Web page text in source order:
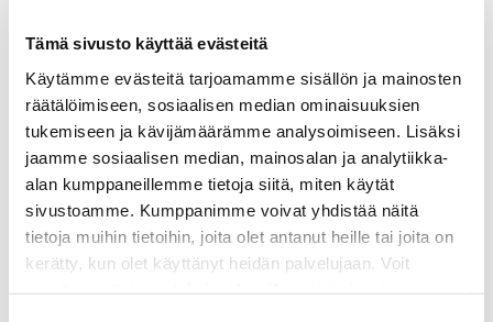
Tämä sivusto käyttää evästeitä
Käytämme evästeitä tarjoamamme sisällön ja mainosten
räätälöimiseen, sosiaalisen median ominaisuuksien
tukemiseen ja kävijämäärämme analysoimiseen. Lisäksi
jaamme sosiaalisen median, mainosalan ja analytiikka-
alan kumppaneillemme tietoja siitä, miten käytät
sivustoamme. Kumppanimme voivat yhdistää näitä
tietoja muihin tietoihin, joita olet antanut heille tai joita on
kerätty, kun olet käyttänyt heidän palvelujaan. Voit
varsinaista rikosta on tapahtunut. Toimittaja Oona
Komonen perkaa kolumnissaan, mitkä seikat painavat
lakiehdotuksen vaakakupeissa.